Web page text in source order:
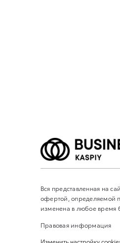
Вся представленная на
офертой, определяемой
изменена в любое время
Правовая информация
Изменить настройку